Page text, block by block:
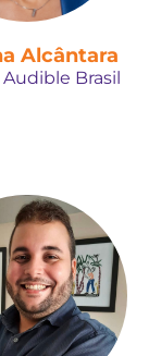
Alcântara
Audible Brasil